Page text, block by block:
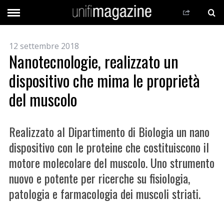
12 settembre 2018
Nanotecnologie, realizzato un
dispositivo che mima le proprietà
del muscolo
Realizzato al Dipartimento di Biologia un nano
dispositivo con le proteine che costituiscono il
motore molecolare del muscolo. Uno strumento
nuovo e potente per ricerche su fisiologia,
patologia e farmacologia dei muscoli striati.